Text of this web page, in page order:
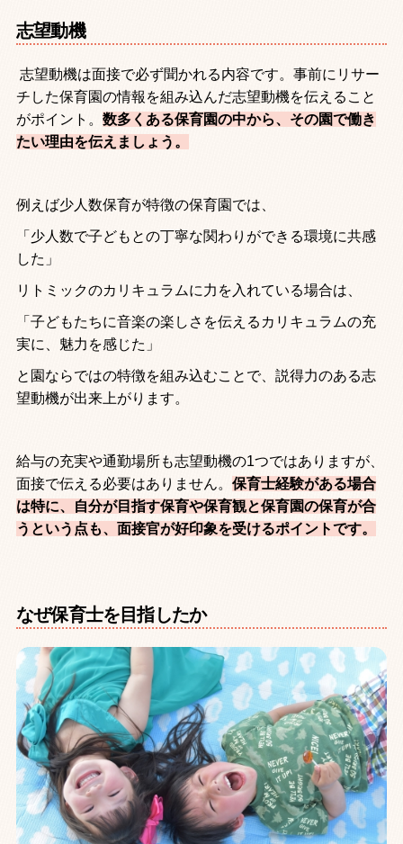
志望動機
志望動機は面接で必ず聞かれる内容です。事前にリサー
チした保育園の情報を組み込んだ志望動機を伝えること
がポイント。 数多くある保育園の中から、その園で働き
たい理由を伝えましょう。
例えば少人数保育が特徴の保育園では、
「少人数で子どもとの丁寧な関わりができる環境に共感
した」
リトミックのカリキュラムに力を入れている場合は、
「子どもたちに音楽の楽しさを伝えるカリキュラムの充
実に、魅力を感じた」
と園ならではの特徴を組み込むことで、説得力のある志
望動機が出来上がります。
給与の充実や通勤場所も志望動機の1つではありますが、
面接で伝える必要はありません。 保育士経験がある場合
は特に、自分が目指す保育や保育観と保育園の保育が合
うという点も、面接官が好印象を受けるポイントです。
なぜ保育士を目指したか